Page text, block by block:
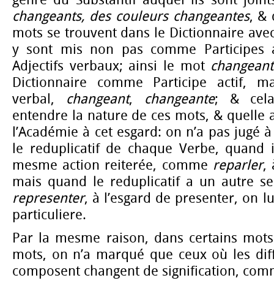
changeants, des couleurs changeantes, &
mots se trouvent dans le Dictionnaire
y sont mis non pas comme Participes
Adjectifs verbaux; ainsi le mot changeant
Dictionnaire comme Participe actif,
verbal, changeant, changeante; &
entendre la nature de ces mots, & quelle
l’Académie à cet esgard: on n’a pas
le reduplicatif de chaque Verbe,
mesme action reiterée, comme reparler,
mais quand le reduplicatif a un autre
representer, à l’esgard de presenter, on
particuliere.
Par la mesme raison, dans certains
mots, on n’a marqué que ceux où les
composent changent de signification,